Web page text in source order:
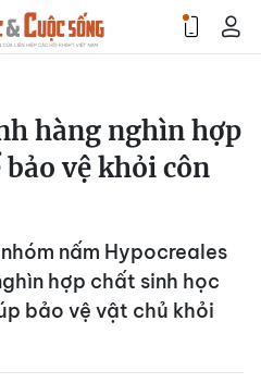
hàng nghìn hợp
vệ khỏi côn
nấm Hypocreales
hợp chất sinh học
bảo vệ vật chủ khỏi